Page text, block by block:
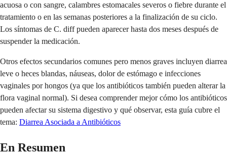
acuosa o con sangre, calambres estomacales severos o fiebre durante el
tratamiento o en las semanas posteriores a la finalización de su ciclo.
Los síntomas de C. diff pueden aparecer hasta dos meses después de
suspender la medicación.
Otros efectos secundarios comunes pero menos graves incluyen diarrea
leve o heces blandas, náuseas, dolor de estómago e infecciones
vaginales por hongos (ya que los antibióticos también pueden alterar la
flora vaginal normal). Si desea comprender mejor cómo los antibióticos
pueden afectar su sistema digestivo y qué observar, esta guía cubre el
tema: Diarrea Asociada a Antibióticos
En Resumen